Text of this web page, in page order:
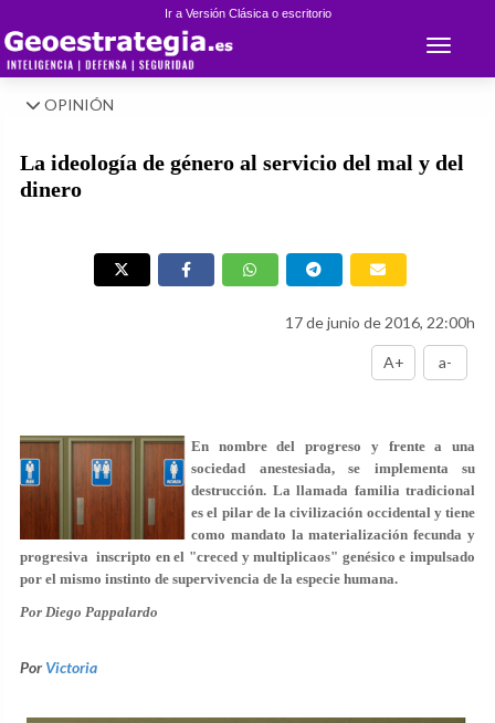
Ir a Versión Clásica o escritorio
Toggle
OPINIÓN
La ideología de género al servicio del mal y del
dinero
17 de junio de 2016, 22:00h
A+ a-
En nombre del progreso y frente a una
sociedad anestesiada, se implementa su
destrucción. La llamada familia tradicional
es el pilar de la civilización occidental y tiene
como mandato la materialización fecunda y
progresiva inscripto en el "creced y multiplicaos" genésico e impulsado
por el mismo instinto de supervivencia de la especie humana.
Por Diego Pappalardo
PorVictoria